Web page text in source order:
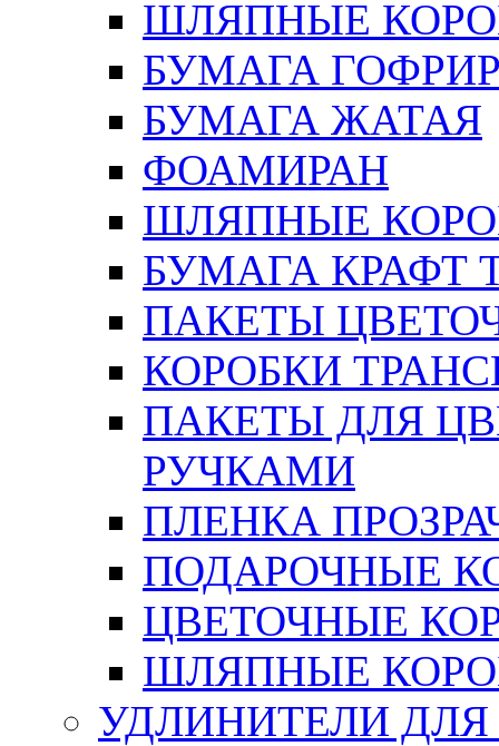
ШЛЯПНЫЕ
БУМАГА
БУМАГА ЖАТАЯ
ФОАМИРАН
ШЛЯПНЫЕ
БУМАГА КРАФТ
ПАКЕТЫ
КОРОБКИ
ПАКЕТЫ ДЛЯ
РУЧКАМИ
ПЛЕНКА
ПОДАРОЧНЫЕ
ЦВЕТОЧНЫЕ
ШЛЯПНЫЕ
УДЛИНИТЕЛИ